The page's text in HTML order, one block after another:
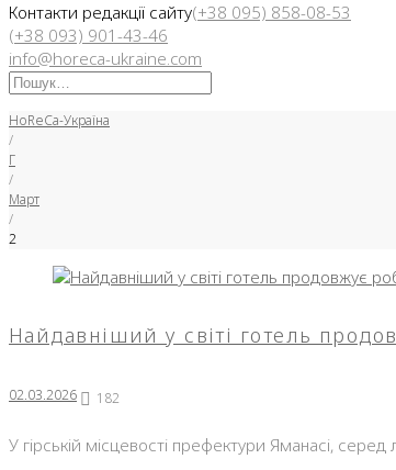
Контакти редакції сайту(+38 095) 858-08-53
(+38 093) 901-43-46
info@horeca-ukraine.com
Искать:
HoReCa-Україна
/
Г
/
Март
/
2
День:
Найдавніший у світі готель
02.03.2026 182
У гірській місцевості префектури Яманасі,